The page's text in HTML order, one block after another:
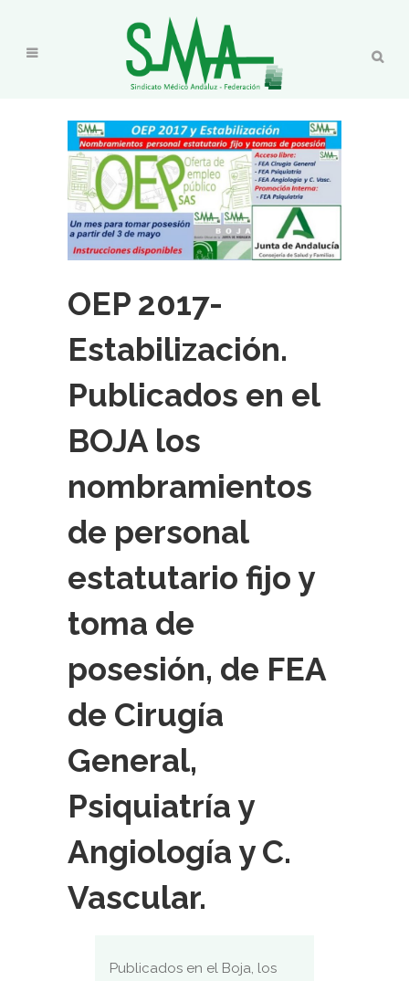
OEP 2017-
Estabilización.
Publicados en el
BOJA los
nombramientos
de personal
estatutario fijo y
toma de
posesión, de FEA
de Cirugía
General,
Psiquiatría y
Angiología y C.
Vascular.
Publicados en el Boja, los